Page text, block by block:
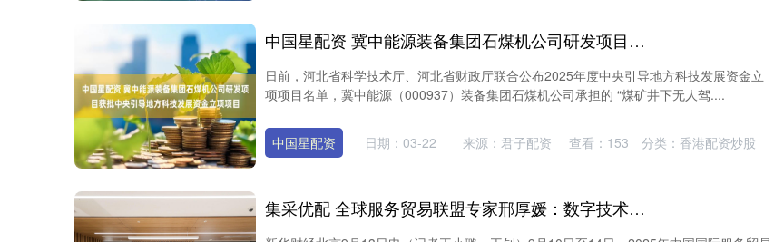
中国星配资 冀中能源装备集团石煤机公司研发项目获批中央引导地方科技发展资金立项项目
日前，河北省科学技术厅、河北省财政厅联合公布2025年度中央引导地方科技发展资金立
项项目名单，冀中能源（000937）装备集团石煤机公司承担的 “煤矿井下无人驾....
中国星配资 日期：03-22 来源：君子配资 查看： 153 分类： 香港配资炒股
集采优配 全球服务贸易联盟专家邢厚媛：数字技术、人工智能对服务贸易的包容发展有重要意义